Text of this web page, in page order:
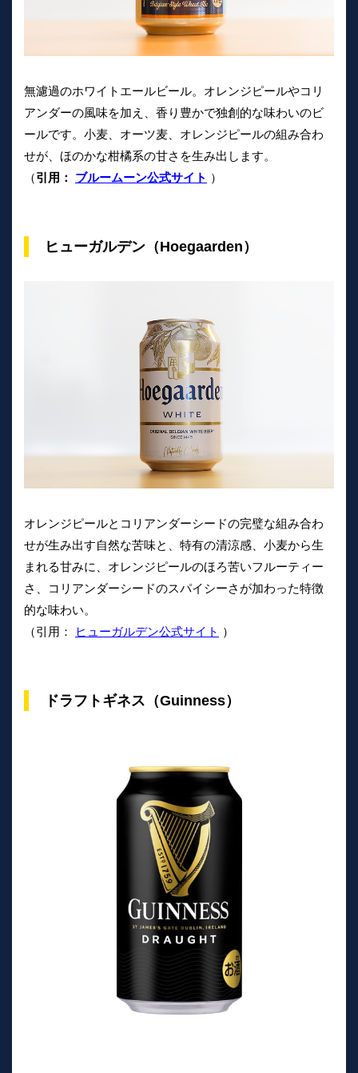
無濾過のホワイトエールビール。オレンジピールやコリ
アンダーの風味を加え、香り豊かで独創的な味わいのビ
ールです。小麦、オーツ麦、オレンジピールの組み合わ
せが、ほのかな柑橘系の甘さを生み出します。
（引用： ブルームーン公式サイト ）
ヒューガルデン（Hoegaarden）
オレンジピールとコリアンダーシードの完璧な組み合わ
せが生み出す自然な苦味と、特有の清涼感、小麦から生
まれる甘みに、オレンジピールのほろ苦いフルーティー
さ、コリアンダーシードのスパイシーさが加わった特徴
的な味わい。
（引用：
ヒューガルデン公式サイト ）
ドラフトギネス（Guinness）